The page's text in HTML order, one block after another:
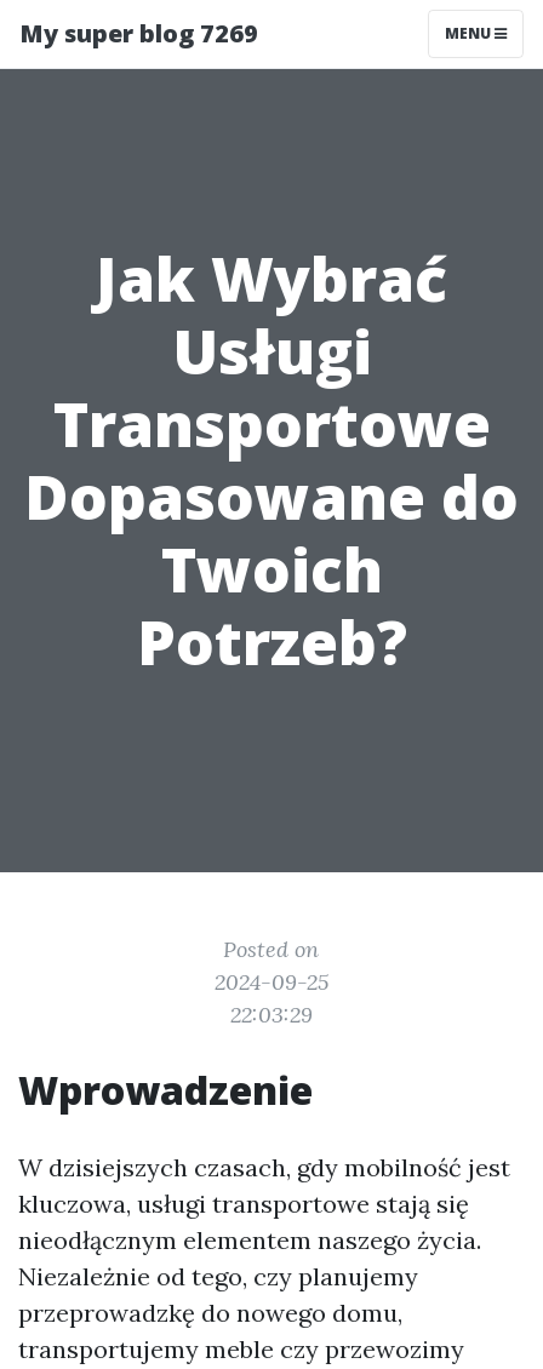
My super blog 7269 MENU
Jak Wybrać
Usługi
Transportowe
Dopasowane do
Twoich
Potrzeb?
Posted on
2024-09-25
22:03:29
Wprowadzenie
W dzisiejszych czasach, gdy mobilność jest
kluczowa, usługi transportowe stają się
nieodłącznym elementem naszego życia.
Niezależnie od tego, czy planujemy
przeprowadzkę do nowego domu,
transportujemy meble czy przewozimy